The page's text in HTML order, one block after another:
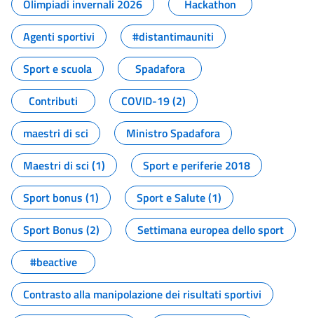
Olimpiadi invernali 2026
Hackathon
Agenti sportivi
#distantimauniti
Sport e scuola
Spadafora
Contributi
COVID-19 (2)
maestri di sci
Ministro Spadafora
Maestri di sci (1)
Sport e periferie 2018
Sport bonus (1)
Sport e Salute (1)
Sport Bonus (2)
Settimana europea dello sport
#beactive
Contrasto alla manipolazione dei risultati sportivi